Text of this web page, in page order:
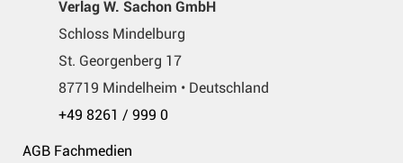
Verlag W. Sachon GmbH
Schloss Mindelburg
St. Georgenberg 17
87719 Mindelheim • Deutschland
+49 8261 / 999 0
AGB Fachmedien